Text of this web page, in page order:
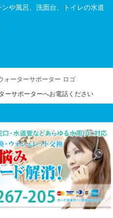
や風呂、洗面台、トイレの水道